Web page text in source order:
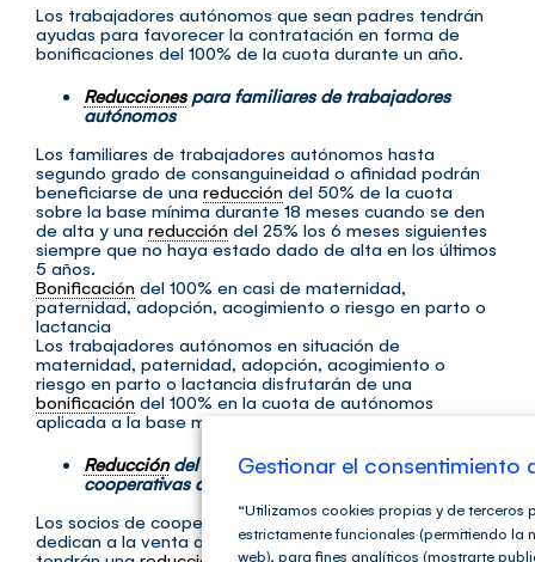
Los trabajadores autónomos que sean padres tendrán
ayudas para favorecer la contratación en forma de
bonificaciones del 100% de la cuota durante un año.
Reduccionespara familiares de trabajadores
autónomos
Los familiares de trabajadores autónomos hasta
segundo grado de consanguineidad o afinidad podrán
beneficiarse de una reducción del 50% de la cuota
sobre la base mínima durante 18 meses cuando se den
de alta y una reducción del 25% los 6 meses siguientes
siempre que no haya estado dado de alta en los últimos
5 años.
Bonificación del 100% en casi de maternidad,
paternidad, adopción, acogimiento o riesgo en parto o
lactancia
Los trabajadores autónomos en situación de
maternidad, paternidad, adopción, acogimiento o
riesgo en parto o lactancia disfrutarán de una
bonificación del 100% en la cuota de autónomos
aplicada a la base media del último año.
Reduccióndel 50% para los socios de
cooperativas de trabajo asociado
Los socios de cooperativas de trabajo asociado que se
dedican a la venta ambulante dados de alta en el RETA
Gestionar el consentimiento
“Utilizamos cookies propias y de terceros
estrictamente funcionales (permitiendo la
web), para fines analíticos (mostrarte